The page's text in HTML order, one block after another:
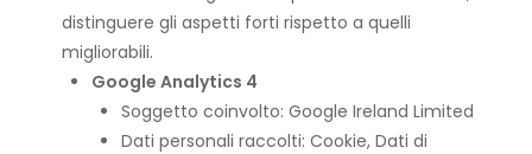
distinguere gli aspetti forti rispetto a quelli
migliorabili.
Google Analytics 4
Soggetto coinvolto: Google Ireland Limited
Dati personali raccolti: Cookie, Dati di